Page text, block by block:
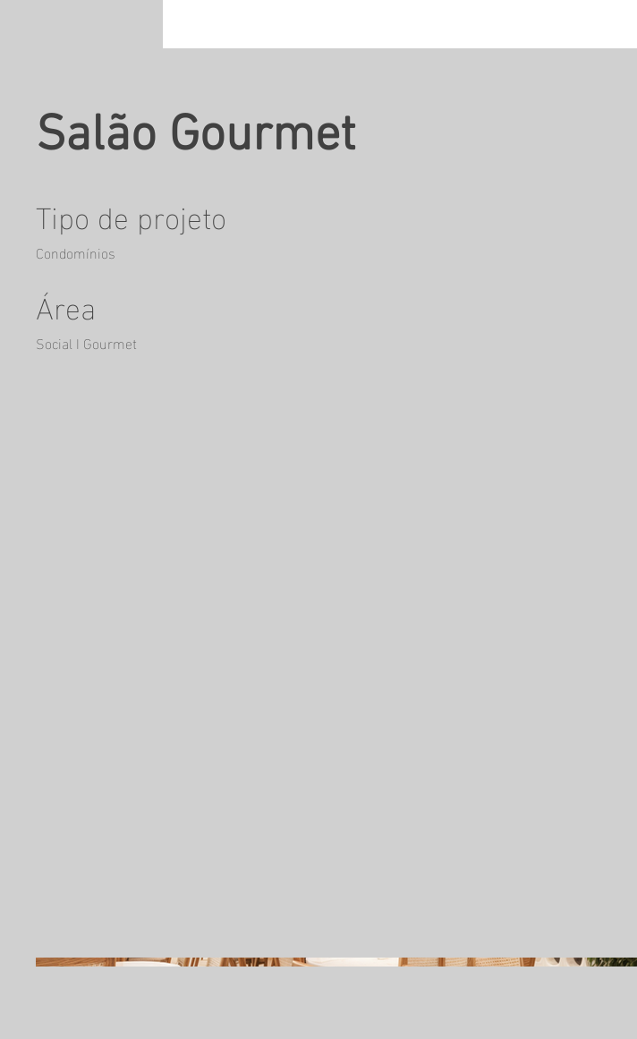
Salão Gourmet
Tipo de projeto
Condomínios
Área
Social I Gourmet